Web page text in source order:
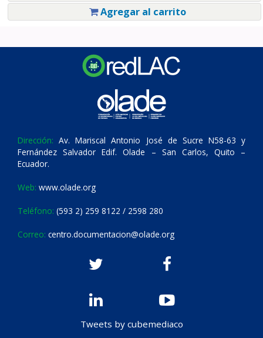
Agregar al carrito
Dirección: Av. Mariscal Antonio José de Sucre N58-63 y
Fernández Salvador Edif. Olade – San Carlos, Quito –
Ecuador.
Web: www.olade.org
Teléfono: (593 2) 259 8122 / 2598 280
Correo: centro.documentacion@olade.org
Tweets by cubemediaco